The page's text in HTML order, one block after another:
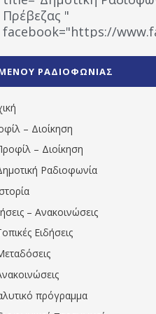
Πρέβεζας "
facebook="https://
1531194763766854/"
ΡΑΔΙΟΦΩΝΙΑΣ
– Διοίκηση
– Διοίκηση
Ραδιοφωνία
– Ανακοινώσεις
Ειδήσεις
πρόγραμμα